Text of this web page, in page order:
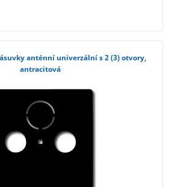
antracitová